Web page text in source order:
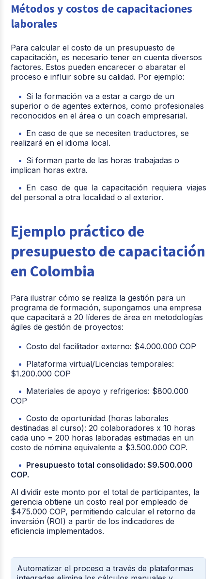
Métodos y costos de capacitaciones
laborales
Para calcular el costo de un presupuesto de
capacitación, es necesario tener en cuenta diversos
factores. Estos pueden encarecer o abaratar el
proceso e influir sobre su calidad. Por ejemplo:
Si la formación va a estar a cargo de un
superior o de agentes externos, como profesionales
reconocidos en el área o un coach empresarial.
En caso de que se necesiten traductores, se
realizará en el idioma local.
Si forman parte de las horas trabajadas o
implican horas extra.
En caso de que la capacitación requiera viajes
del personal a otra localidad o al exterior.
Ejemplo práctico de
presupuesto de capacitación
en Colombia
Para ilustrar cómo se realiza la gestión para un
programa de formación, supongamos una empresa
que capacitará a 20 líderes de área en metodologías
ágiles de gestión de proyectos:
Costo del facilitador externo: $4.000.000 COP
Plataforma virtual/Licencias temporales:
$1.200.000 COP
Materiales de apoyo y refrigerios: $800.000
COP
Costo de oportunidad (horas laborales
destinadas al curso): 20 colaboradores x 10 horas
cada uno = 200 horas laboradas estimadas en un
costo de nómina equivalente a $3.500.000 COP.
Presupuesto total consolidado: $9.500.000
COP.
Al dividir este monto por el total de participantes, la
gerencia obtiene un costo real por empleado de
$475.000 COP, permitiendo calcular el retorno de
inversión (ROI) a partir de los indicadores de
eficiencia implementados.
Automatizar el proceso a través de plataformas